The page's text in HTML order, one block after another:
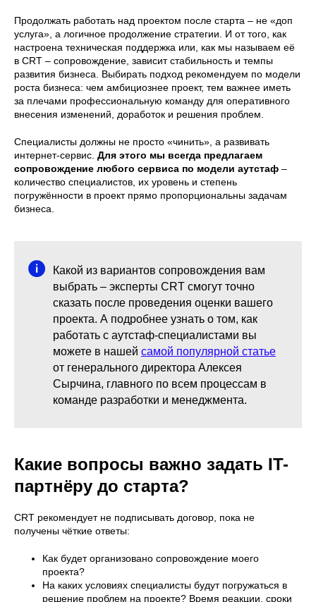
Продолжать работать над проектом после старта – не «доп
услуга», а логичное продолжение стратегии. И от того, как
настроена техническая поддержка или, как мы называем её
в CRT – сопровождение, зависит стабильность и темпы
развития бизнеса. Выбирать подход рекомендуем по модели
роста бизнеса: чем амбициознее проект, тем важнее иметь
за плечами профессиональную команду для оперативного
внесения изменений, доработок и решения проблем.
Специалисты должны не просто «чинить», а развивать
интернет-сервис. Для этого мы всегда предлагаем
сопровождение любого сервиса по модели аутстаф –
количество специалистов, их уровень и степень
погружённости в проект прямо пропорциональны задачам
бизнеса.
Какой из вариантов сопровождения вам
выбрать – эксперты CRT смогут точно
сказать после проведения оценки вашего
проекта. А подробнее узнать о том, как
работать с аутстаф-специалистами вы
можете в нашей самой популярной статье
от генерального директора Алексея
Сырчина, главного по всем процессам в
команде разработки и менеджмента.
Какие вопросы важно задать IT-
партнёру до старта?
CRT рекомендует не подписывать договор, пока не
получены чёткие ответы:
Как будет организовано сопровождение моего
проекта?
На каких условиях специалисты будут погружаться в
решение проблем на проекте? Время реакции, сроки